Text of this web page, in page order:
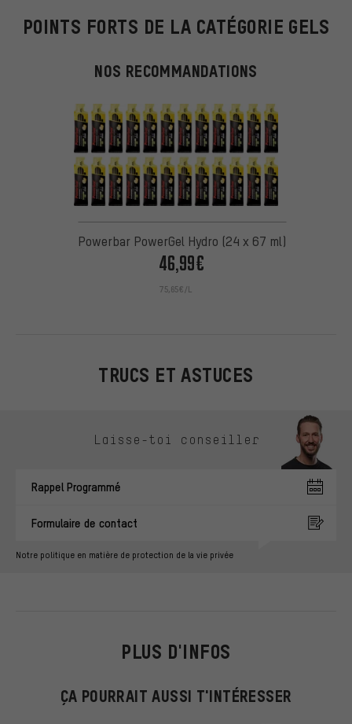
POINTS FORTS DE LA CATÉGORIE GELS
NOS RECOMMANDATIONS
Powerbar PowerGel Hydro (24 x 67 ml)
46,99€
75,65€/L
TRUCS ET ASTUCES
Laisse-toi conseiller
Rappel Programmé
Formulaire de contact
Notre politique en matière de protection de la vie privée
PLUS D'INFOS
ÇA POURRAIT AUSSI T'INTÉRESSER